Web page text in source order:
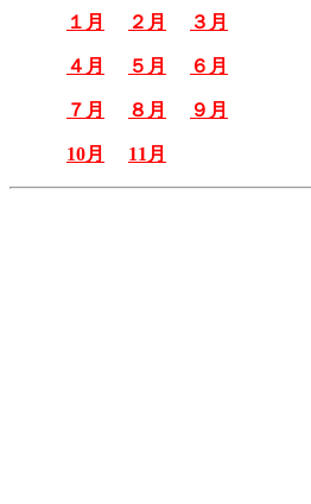
１月 ２月 ３月
４月 ５月 ６月
７月 ８月 ９月
10月 11月